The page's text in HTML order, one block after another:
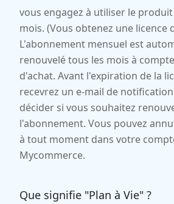
vous engagez à utiliser le
mois. (Vous obtenez une licence
L'abonnement mensuel est
renouvelé tous les mois à
d'achat. Avant l'expiration de la
recevrez un e-mail de
décider si vous souhaitez
l'abonnement. Vous pouvez
à tout moment dans votre
Mycommerce.
Que signifie "Plan à Vie" ?